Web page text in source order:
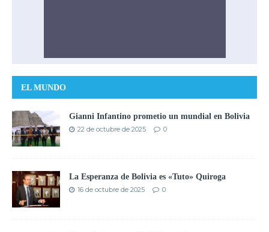
EL MUNDO
Gianni Infantino prometio un mundial en Bolivia
22 de octubre de 2025 0
La Esperanza de Bolivia es «Tuto» Quiroga
16 de octubre de 2025 0